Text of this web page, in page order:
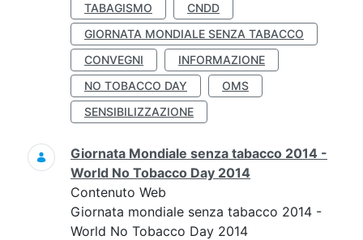
TABAGISMO
CNDD
GIORNATA MONDIALE SENZA TABACCO
CONVEGNI
INFORMAZIONE
NO TOBACCO DAY
OMS
SENSIBILIZZAZIONE
Giornata Mondiale senza tabacco 2014 -
World No Tobacco Day 2014
Contenuto Web
Giornata mondiale senza tabacco 2014 -
World No Tobacco Day 2014